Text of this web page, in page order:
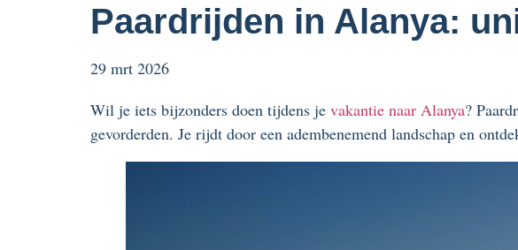
Paardrijden in Alanya:
29 mrt 2026
Wil je iets bijzonders doen tijdens je vakantie naar Alanya?
gevorderden. Je rijdt door een adembenemend landschap en